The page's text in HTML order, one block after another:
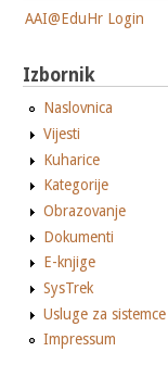
AAI@EduHr Login
Izbornik
Naslovnica
Vijesti
Kuharice
Kategorije
Obrazovanje
Dokumenti
E-knjige
SysTrek
Usluge za sistemce
Impressum